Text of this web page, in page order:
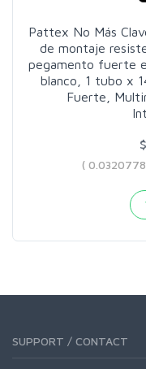
Pattex No Más
de montaje
pegamento fuerte
blanco, 1 tubo x
Fuerte,
(
SUPPORT / CONTACT